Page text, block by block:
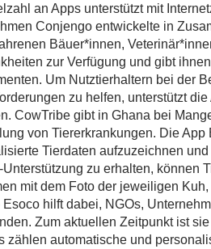
an Apps unterstützt mit
Conjengo entwickelte in
Bäuer*innen,
zur Verfügung und gibt
Um Nutztierhaltern bei der
zu helfen, unterstützt
CowTribe gibt in Ghana bei
von Tiererkrankungen. Die
Tierdaten aufzuzeichnen
Unterstützung zu erhalten, können
mit dem Foto der jeweiligen
Esoco hilft dabei, NGOs,
Zum aktuellen Zeitpunkt ist
zählen automatische und